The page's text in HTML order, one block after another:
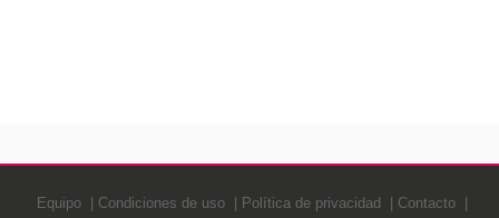
Equipo Condiciones de uso Política de privacidad Contacto